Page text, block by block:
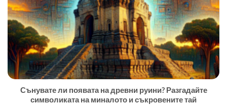
Сънувате ли появата на древни руини? Разгадайте
символиката на миналото и съкровените тай